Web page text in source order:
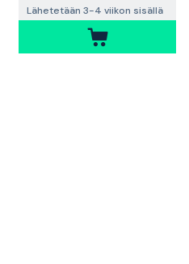
Lähetetään 3-4 viikon sisällä